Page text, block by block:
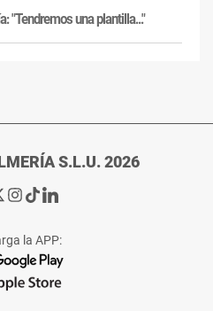
"Tendremos una plantilla..."
S.L.U. 2026
Ir
de
La
Voz
Ir
de
La
Voz
Ir
de
La
Voz
Ir
de
La
Voz
la APP: